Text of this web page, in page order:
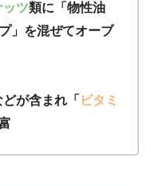
ッツ類に「物性油
」を混ぜてオーブ
どが含まれ「 ビタミ